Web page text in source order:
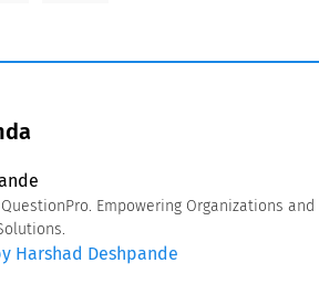
Empowering Organizations
Harshad Deshpande